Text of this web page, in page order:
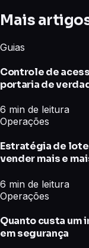
Mais
Guias
Controle de
portaria de
6 min de leitura
Operações
Estratégia de
vender mais e
6 min de leitura
Operações
Quanto custa um
em segurança